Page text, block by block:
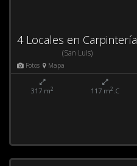
4 Locales en Carpintería
(San Luis)
Fotos Mapa
317 m2 117 m2.C